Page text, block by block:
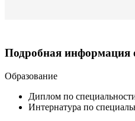
Подробная информация
Образование
Диплом по
Интернатура по